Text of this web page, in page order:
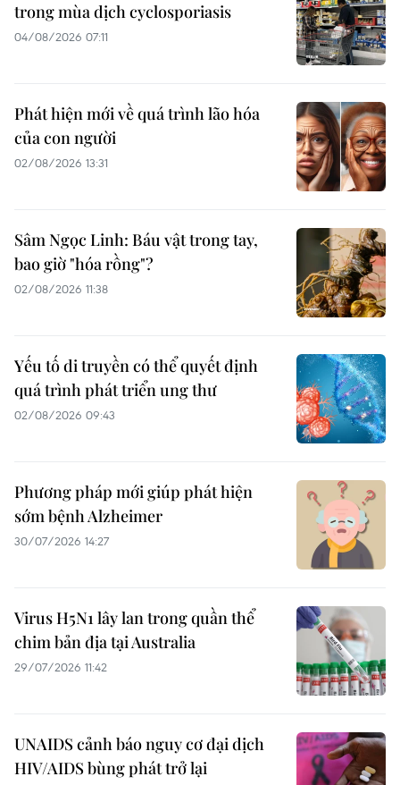
trong mùa dịch cyclosporiasis
04/08/2026 07:11
Phát hiện mới về quá trình lão hóa
của con người
02/08/2026 13:31
Sâm Ngọc Linh: Báu vật trong tay,
bao giờ "hóa rồng"?
02/08/2026 11:38
Yếu tố di truyền có thể quyết định
quá trình phát triển ung thư
02/08/2026 09:43
Phương pháp mới giúp phát hiện
sớm bệnh Alzheimer
30/07/2026 14:27
Virus H5N1 lây lan trong quần thể
chim bản địa tại Australia
29/07/2026 11:42
UNAIDS cảnh báo nguy cơ đại dịch
HIV/AIDS bùng phát trở lại